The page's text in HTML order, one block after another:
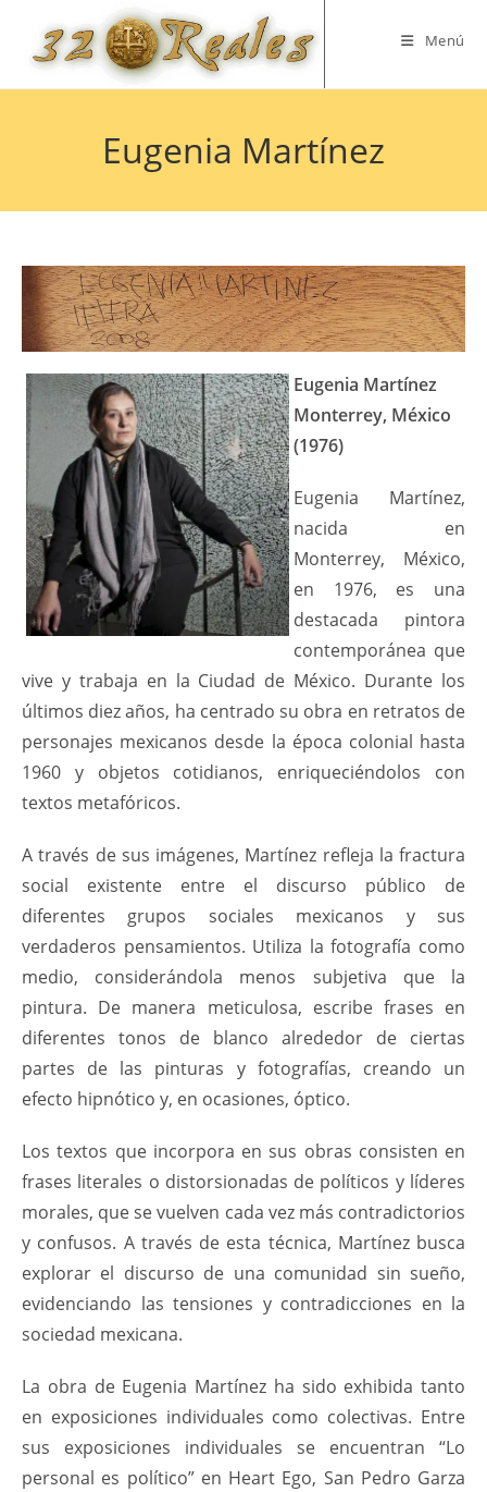
contenido
Menú
Eugenia Martínez
Eugenia Martínez
Monterrey, México
(1976)
Eugenia Martínez,
nacida en
Monterrey, México,
en 1976, es una
destacada pintora
contemporánea que
vive y trabaja en la Ciudad de México. Durante los
últimos diez años, ha centrado su obra en retratos de
personajes mexicanos desde la época colonial hasta
1960 y objetos cotidianos, enriqueciéndolos con
textos metafóricos.
A través de sus imágenes, Martínez refleja la fractura
social existente entre el discurso público de
diferentes grupos sociales mexicanos y sus
verdaderos pensamientos. Utiliza la fotografía como
medio, considerándola menos subjetiva que la
pintura. De manera meticulosa, escribe frases en
diferentes tonos de blanco alrededor de ciertas
partes de las pinturas y fotografías, creando un
efecto hipnótico y, en ocasiones, óptico.
Los textos que incorpora en sus obras consisten en
frases literales o distorsionadas de políticos y líderes
morales, que se vuelven cada vez más contradictorios
y confusos. A través de esta técnica, Martínez busca
explorar el discurso de una comunidad sin sueño,
evidenciando las tensiones y contradicciones en la
sociedad mexicana.
La obra de Eugenia Martínez ha sido exhibida tanto
en exposiciones individuales como colectivas. Entre
sus exposiciones individuales se encuentran “Lo
personal es político” en Heart Ego, San Pedro Garza